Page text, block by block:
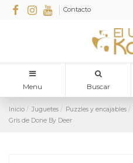
Contacto
Menu Buscar
Inicio Juguetes Puzzles y encajables
Gris de Done By Deer